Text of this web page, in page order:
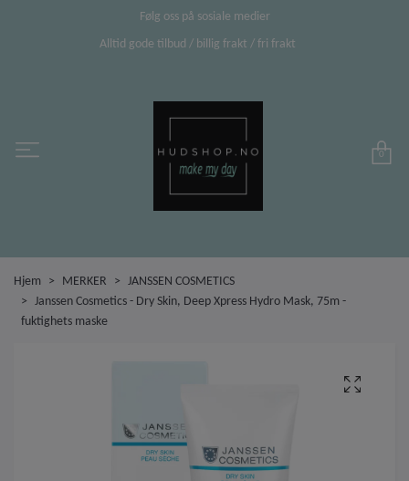
Følg oss på sosiale medier
Alltid gode tilbud / billig frakt / fri frakt
0
Hjem MERKER
JANSSEN COSMETICS
Janssen Cosmetics - Dry Skin, Deep Xpress Hydro Mask, 75m -
fuktighets maske